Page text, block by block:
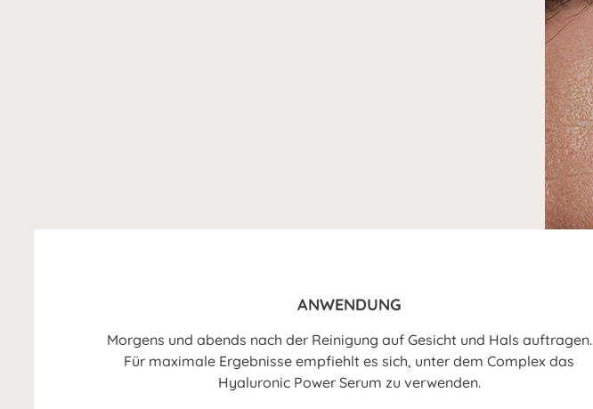
ANWENDUNG
Morgens und abends nach der Reinigung auf Gesicht und Hals auftragen.
Für maximale Ergebnisse empfiehlt es sich, unter dem Complex das
Hyaluronic Power Serum zu verwenden.